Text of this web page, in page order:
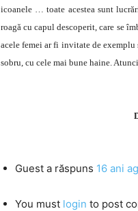
icoanele … toate acestea sunt
roagă cu capul descoperit, care se
acele femei ar fi invitate de exemplu
sobru, cu cele mai bune haine.
Guest a răspuns 16 ani
You must login to post